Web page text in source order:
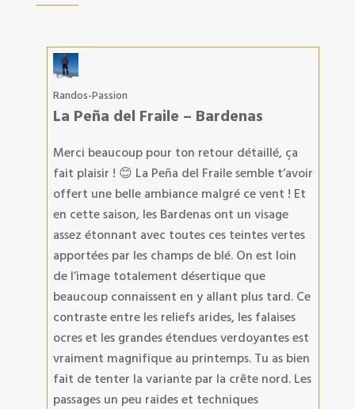
Randos-Passion
La Peña del Fraile – Bardenas
Merci beaucoup pour ton retour détaillé, ça
fait plaisir ! 😊 La Peña del Fraile semble t’avoir
offert une belle ambiance malgré ce vent ! Et
en cette saison, les Bardenas ont un visage
assez étonnant avec toutes ces teintes vertes
apportées par les champs de blé. On est loin
de l’image totalement désertique que
beaucoup connaissent en y allant plus tard. Ce
contraste entre les reliefs arides, les falaises
ocres et les grandes étendues verdoyantes est
vraiment magnifique au printemps. Tu as bien
fait de tenter la variante par la crête nord. Les
passages un peu raides et techniques